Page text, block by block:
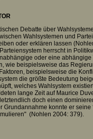
Debatte über
Wahlsystemen und
oder erklären lassen
herrscht in
oder eine abhängige
wie beispielsweise das
beispielsweise die
die größte Bedeutung
welches Wahlsystem
lange Zeit auf Maurice
doch einen
Grundannahme konnte er
(Nohlen 2004: 379).